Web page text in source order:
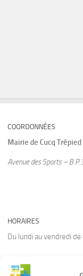
COORDONNÉES
Mairie de Cucq
Avenue des Sports –
HORAIRES
Du lundi au vendredi